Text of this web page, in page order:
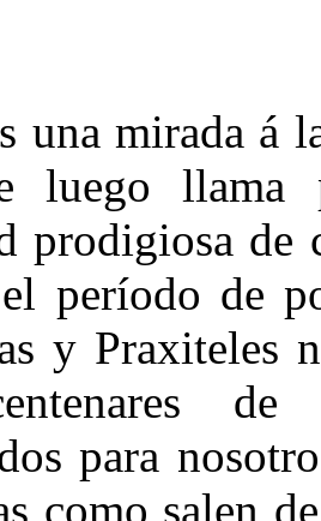
una mirada á
luego llama
prodigiosa de
período de
y Praxiteles
para
como salen